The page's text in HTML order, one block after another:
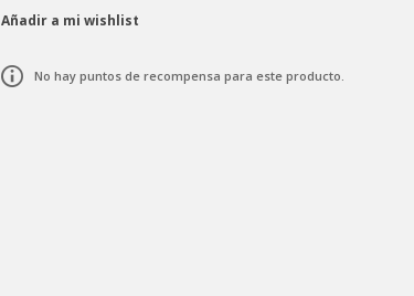
Añadir a mi wishlist
No hay puntos de recompensa para este producto.